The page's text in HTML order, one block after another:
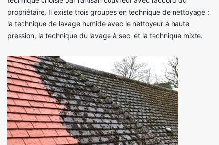
propriétaire. Il existe trois groupes en technique de nettoyage :
la technique de lavage humide avec le nettoyeur à haute
pression, la technique du lavage à sec, et la technique mixte.